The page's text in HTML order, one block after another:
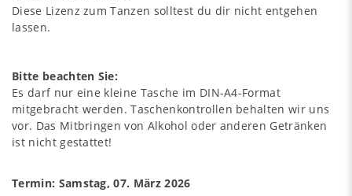
Diese Lizenz zum Tanzen solltest du dir nicht entgehen
lassen.
Bitte beachten Sie:
Es darf nur eine kleine Tasche im DIN-A4-Format
mitgebracht werden. Taschenkontrollen behalten wir uns
vor. Das Mitbringen von Alkohol oder anderen Getränken
ist nicht gestattet!
Termin: Samstag, 07. März 2026